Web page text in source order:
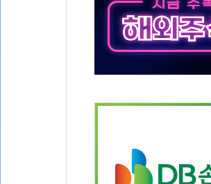
막 '태극기 거꾸로' 논란…이틀만에 철거
면 손질… 예술·체육요원 최대 33% 감축
트 판매, 역대 최대폭 감소한 9.4%↓…유통업계
원, '정부 특사'로 콜롬비아 대통령 취임식 참석
우스' 공방…野 "청년 우롱 기괴" vs 與 "송구한